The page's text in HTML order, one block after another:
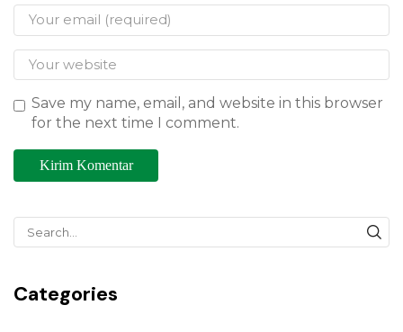
Save my name, email, and website in this browser
for the next time I comment.
Categories